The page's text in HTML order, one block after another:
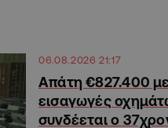
06.08.2026 21:17
Απάτη €827.400 με
εισαγωγές
συνδέεται ο